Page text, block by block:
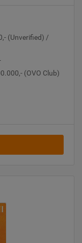
(Unverified) /
(OVO Club)